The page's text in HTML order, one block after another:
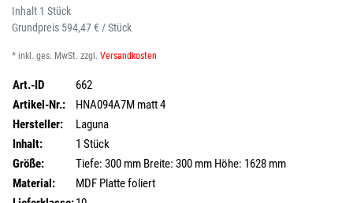
Inhalt 1 Stück
Grundpreis 594,47 € / Stück
* inkl. ges. MwSt. zzgl. Versandkosten
Art.-ID
662
Artikel-Nr.:
HNA094A7M matt 4
Hersteller:
Laguna
Inhalt:
1 Stück
Größe:
Tiefe: 300 mm Breite: 300 mm Höhe: 1628 mm
Material:
MDF Platte foliert